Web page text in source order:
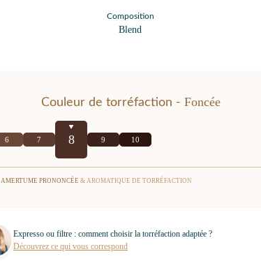
Composition
Blend
Couleur de torréfaction - Foncée
6 7 8 9 10
AMERTUME PRONONCÉE & AROMATIQUE DE TORRÉFACTION
Expresso ou filtre : comment choisir la torréfaction adaptée ?
Découvrez ce qui vous correspond